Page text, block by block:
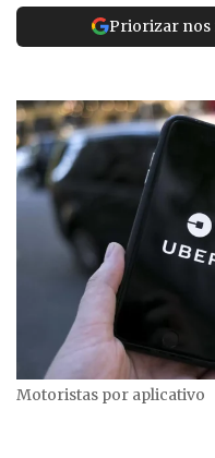
Priorizar nos
Motoristas por aplicativo